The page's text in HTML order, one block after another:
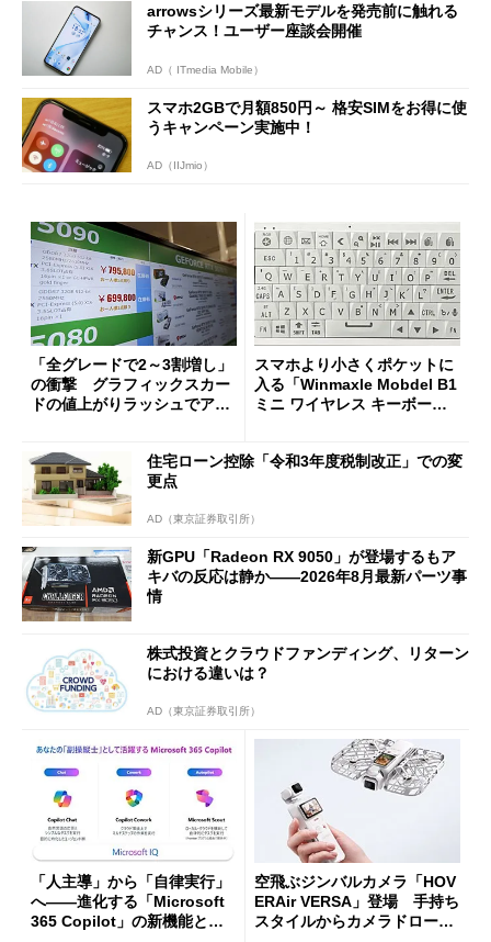
arrowsシリーズ最新モデルを発売前に触れる
チャンス！ユーザー座談会開催
AD（ ITmedia Mobile）
スマホ2GBで月額850円～ 格安SIMをお得に使
うキャンペーン実施中！
AD（IIJmio）
「全グレードで2～3割増し」
の衝撃 グラフィックスカー
ドの値上がりラッシュでアキ
スマホより小さくポケットに
入る「Winmaxle Mobdel B1
ミニ ワイヤレス キーボー
住宅ローン控除「令和3年度税制改正」での変
更点
AD（東京証券取引所）
新GPU「Radeon RX 9050」が登場するもア
キバの反応は静か――2026年8月最新パーツ事
情
株式投資とクラウドファンディング、リターン
における違いは？
AD（東京証券取引所）
「人主導」から「自律実行」
へ――進化する「Microsoft
365 Copilot」の新機能とエ
空飛ぶジンバルカメラ「HOV
ERAir VERSA」登場 手持ち
スタイルからカメラドローン